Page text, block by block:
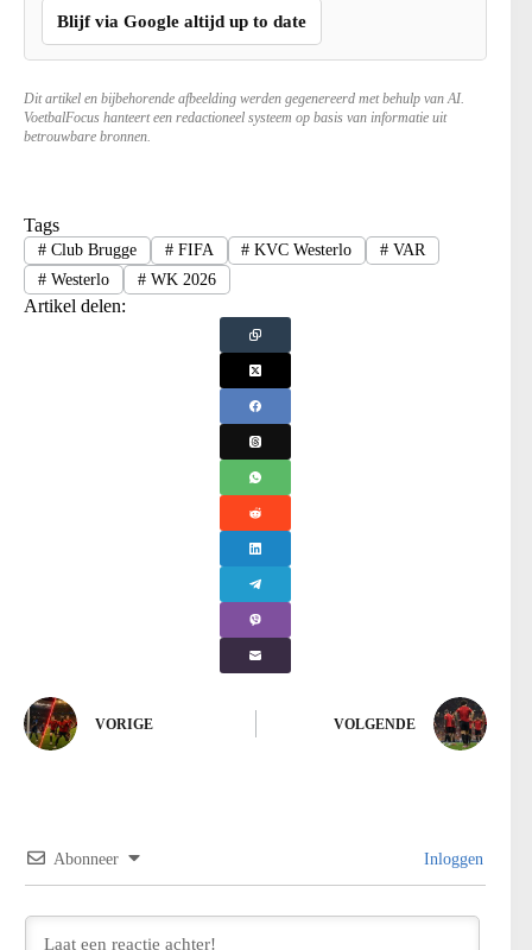
Blijf via Google altijd up to date
Dit artikel en bijbehorende afbeelding werden gegenereerd met behulp van AI.
VoetbalFocus hanteert een redactioneel systeem op basis van informatie uit
betrouwbare bronnen.
Tags
#Club Brugge #FIFA # KVC Westerlo # VAR
#Westerlo #WK 2026
Artikel delen:
VORIGE VOLGENDE
Abonneer Inloggen